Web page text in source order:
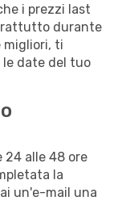
i prezzi last
durante
migliori, ti
le date del tuo
24 alle 48 ore
la
un'e-mail una